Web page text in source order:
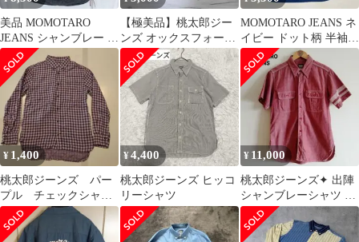
美品 MOMOTARO
JEANS シャンブレー 半
袖 シャツ ワークシャツ
【極美品】桃太郎ジー
ンズ オックスフォード
シャツ キジ刺繍 ピンク
42
MOMOTARO JEANS ネ
イビー ドット柄 半袖シ
ャツ 42 日本製
¥ 1,400
桃太郎ジーンズ パー
プル チェックシャ
ツ サイズ36
¥4,400
桃太郎ジーンズ ヒッコ
リーシャツ
¥ 11,000
桃太郎ジーンズ✦ 出陣
シャンブレーシャツ 38
レッド 半袖